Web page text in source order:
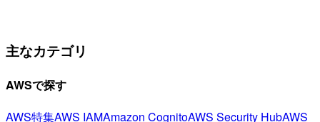
主なカテゴリ
AWSで探す
AWS特集AWS IAMAmazon CognitoAWS Security HubAWS